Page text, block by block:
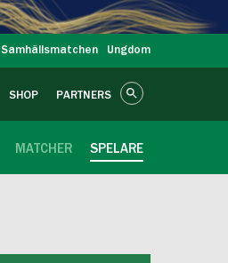
Samhällsmatchen Ungdom
SHOP PARTNERS
SPELARE
MATCHER